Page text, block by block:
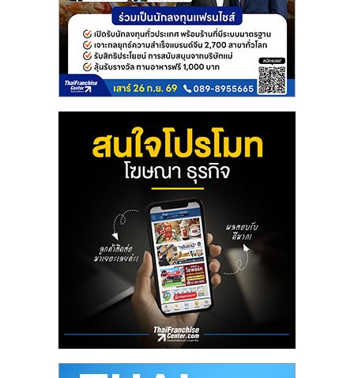
ไชส์
ขาย
หน้า